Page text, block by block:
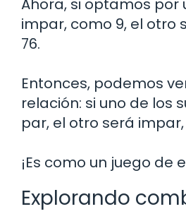
Ahora, si optamos por
impar, como 9, el otro
76.
Entonces, podemos
relación: si uno de los
par, el otro será
¡Es como un juego de
Explorando